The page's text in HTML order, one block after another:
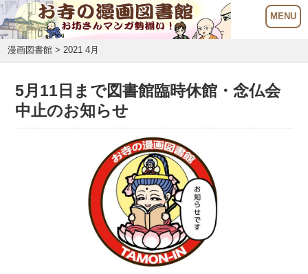
漫画図書館 > 2021 4月
5月11日まで図書館臨時休館・念仏会
中止のお知らせ